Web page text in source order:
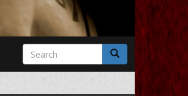
Search
form
Search